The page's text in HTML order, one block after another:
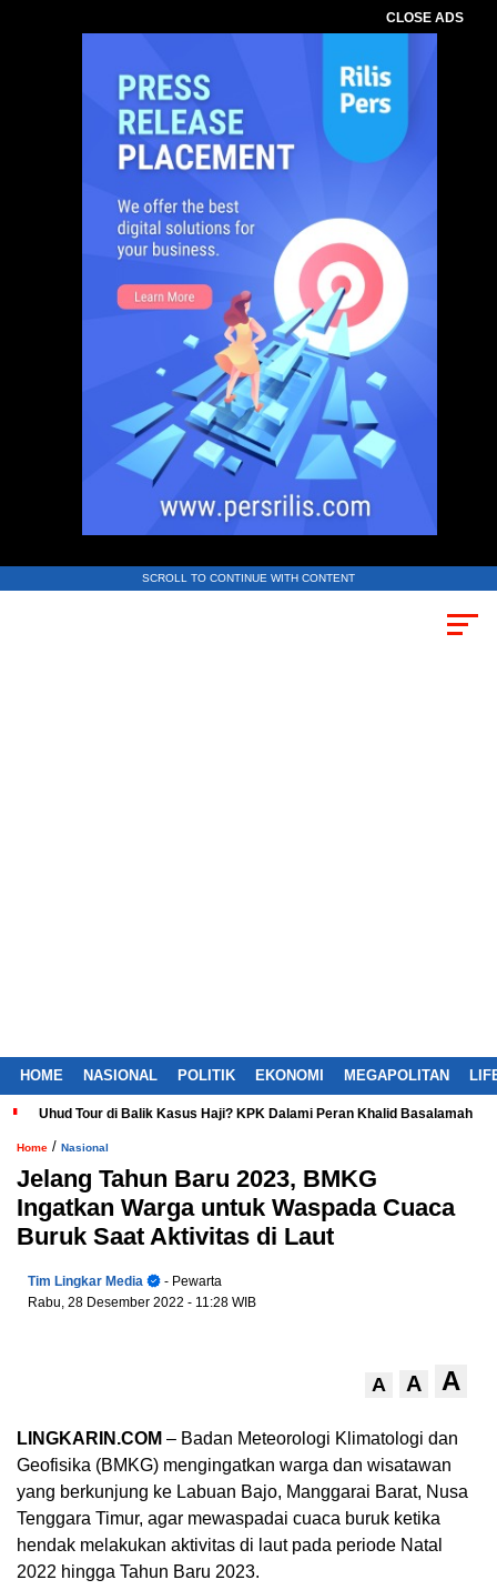
CLOSE ADS
SCROLL TO CONTINUE WITH CONTENT
HOME NASIONAL POLITIK EKONOMI MEGAPOLITAN
Uhud Tour di Balik Kasus Haji? KPK Dalami Peran Khalid Basalamah
Home / Nasional
Jelang Tahun Baru 2023, BMKG
Ingatkan Warga untuk Waspada Cuaca
Buruk Saat Aktivitas di Laut
Tim Lingkar Media
- Pewarta
Rabu, 28 Desember 2022 - 11:28 WIB
A A A
LINGKARIN.COM – Badan Meteorologi Klimatologi dan
Geofisika (BMKG) mengingatkan warga dan wisatawan
yang berkunjung ke Labuan Bajo, Manggarai Barat, Nusa
Tenggara Timur, agar mewaspadai cuaca buruk ketika
hendak melakukan aktivitas di laut pada periode Natal
2022 hingga Tahun Baru 2023.